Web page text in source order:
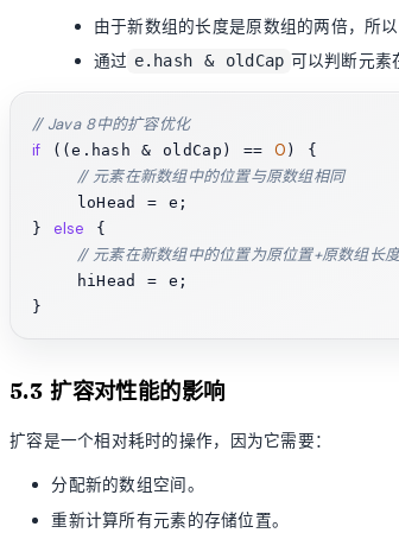
由于新数组的长度是原数组的两倍，所
通过 e.hash & oldCap 可以判断元素
// Java 8中的扩容优化
if ((e.hash & oldCap) == 0 ) {
// 元素在新数组中的位置与原数组相同
    loHead = e;
} else {
// 元素在新数组中的位置为原位置+原数组长
    hiHead = e;
5.3 扩容对性能的影响
扩容是一个相对耗时的操作，因为它需要：
分配新的数组空间。
重新计算所有元素的存储位置。